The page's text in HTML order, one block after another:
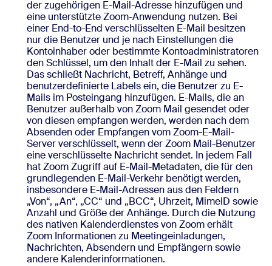
der zugehörigen E-Mail-Adresse hinzufügen und
eine unterstützte Zoom-Anwendung nutzen. Bei
einer End-to-End verschlüsselten E-Mail besitzen
nur die Benutzer und je nach Einstellungen die
Kontoinhaber oder bestimmte Kontoadministratoren
den Schlüssel, um den Inhalt der E-Mail zu sehen.
Das schließt Nachricht, Betreff, Anhänge und
benutzerdefinierte Labels ein, die Benutzer zu E-
Mails im Posteingang hinzufügen. E-Mails, die an
Benutzer außerhalb von Zoom Mail gesendet oder
von diesen empfangen werden, werden nach dem
Absenden oder Empfangen vom Zoom-E-Mail-
Server verschlüsselt, wenn der Zoom Mail-Benutzer
eine verschlüsselte Nachricht sendet. In jedem Fall
hat Zoom Zugriff auf E-Mail-Metadaten, die für den
grundlegenden E-Mail-Verkehr benötigt werden,
insbesondere E-Mail-Adressen aus den Feldern
„Von“, „An“, „CC“ und „BCC“, Uhrzeit, MimeID sowie
Anzahl und Größe der Anhänge. Durch die Nutzung
des nativen Kalenderdienstes von Zoom erhält
Zoom Informationen zu Meetingeinladungen,
Nachrichten, Absendern und Empfängern sowie
andere Kalenderinformationen.